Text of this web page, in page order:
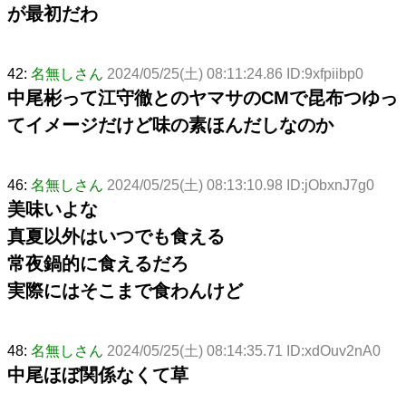
が最初だわ
42: 名無しさん 2024/05/25(土) 08:11:24.86 ID:9xfpiibp0
中尾彬って江守徹とのヤマサのCMで昆布つゆっ
てイメージだけど味の素ほんだしなのか
46: 名無しさん 2024/05/25(土) 08:13:10.98 ID:jObxnJ7g0
美味いよな
真夏以外はいつでも食える
常夜鍋的に食えるだろ
実際にはそこまで食わんけど
48: 名無しさん 2024/05/25(土) 08:14:35.71 ID:xdOuv2nA0
中尾ほぼ関係なくて草